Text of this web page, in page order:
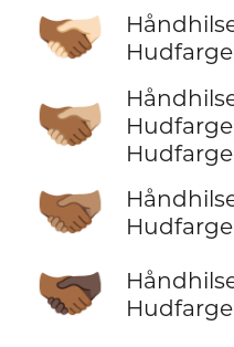
🫱🏾‍🫲🏻
🫱🏾‍🫲🏼
Hudfarge
🫱🏾‍🫲🏽
🫱🏾‍🫲🏿